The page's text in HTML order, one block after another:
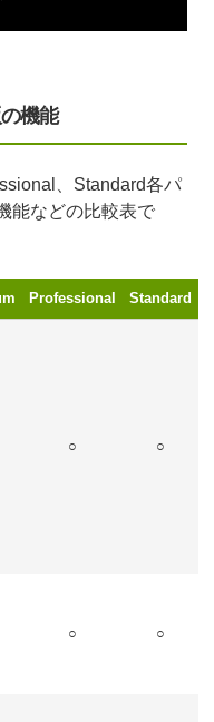
機能
、Standard各パ
能などの比較表で
Professional Standard
○ ○
○ ○